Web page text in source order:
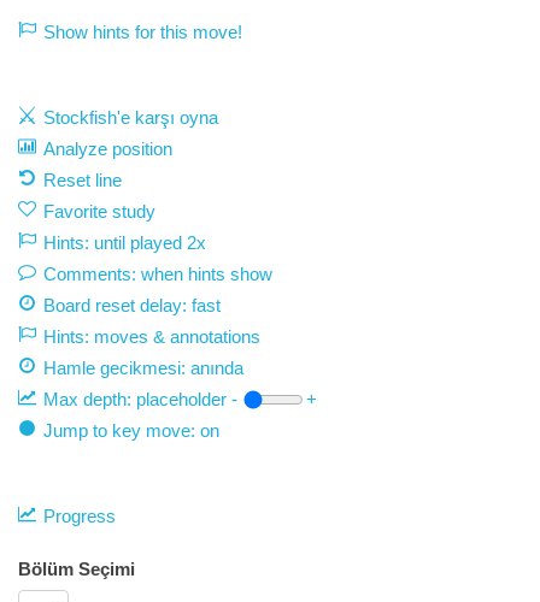
Show hints for this move!
Stockfish'e karşı oyna
Analyze position
Reset line
Favorite study
Hints: until played 2x
Comments: when hints show
Board reset delay: fast
Hints: moves & annotations
Hamle gecikmesi: anında
Max depth: placeholder -
+
Jump to key move: on
Progress
Bölüm Seçimi